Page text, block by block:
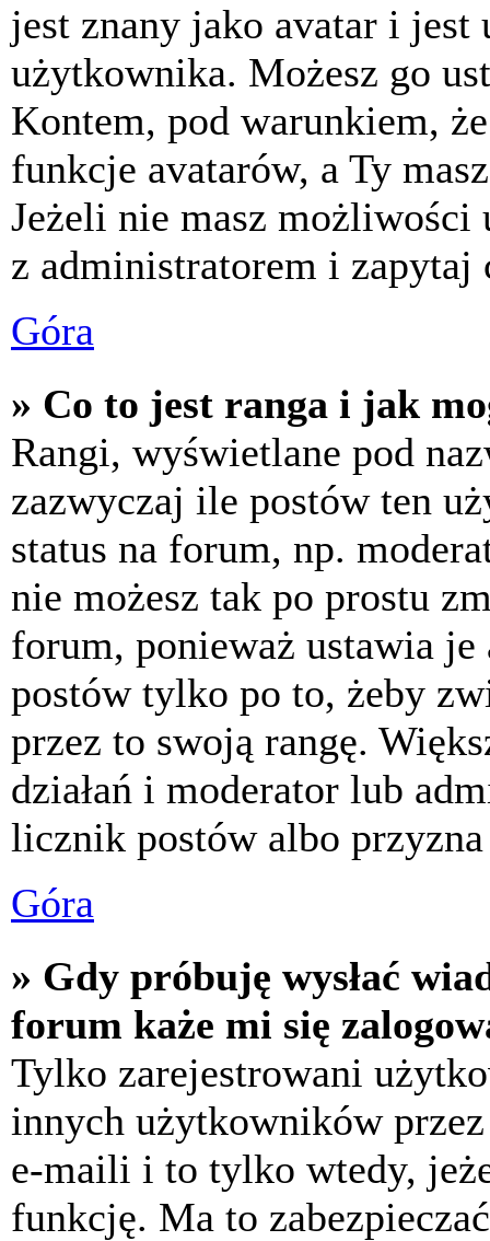
jest znany jako avatar i jest
użytkownika. Możesz go
Kontem, pod warunkiem,
funkcje avatarów, a Ty
Jeżeli nie masz możliwości
z administratorem i zapytaj
Góra
» Co to jest ranga i jak
Rangi, wyświetlane pod
zazwyczaj ile postów ten
status na forum, np.
nie możesz tak po prostu
forum, ponieważ ustawia
postów tylko po to, żeby
przez to swoją rangę.
działań i moderator lub
licznik postów albo
Góra
» Gdy próbuję wysłać
forum każe mi się
Tylko zarejestrowani
innych użytkowników
e-maili i to tylko wtedy,
funkcję. Ma to